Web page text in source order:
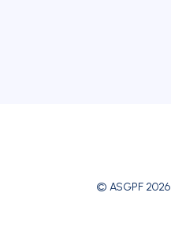
© ASGPF 2026